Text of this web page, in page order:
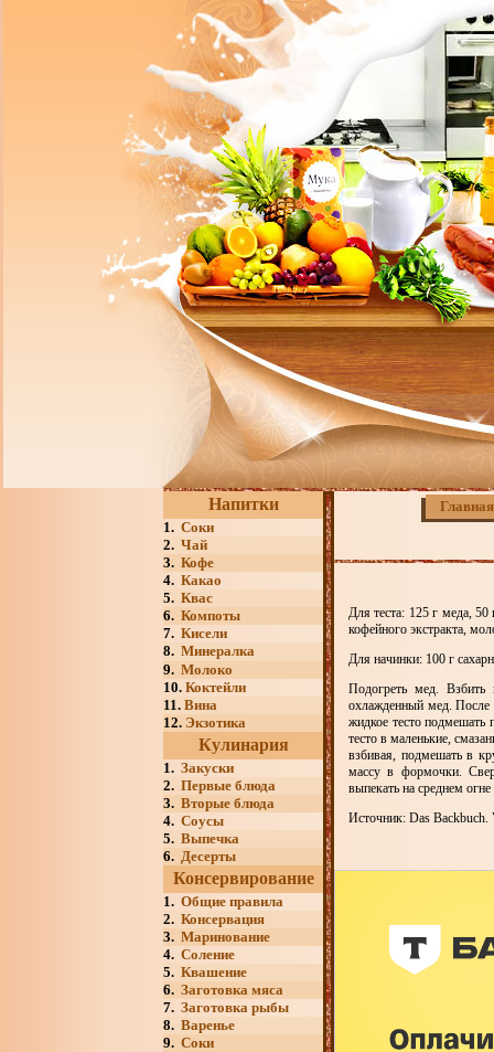
Напитки
1. Соки
2. Чай
3. Кофе
4. Какао
5. Квас
6. Компоты
7. Кисели
8. Минералка
9. Молоко
10. Коктейли
11. Вина
12. Экзотика
Кулинария
1. Закуски
2. Первые блюда
3. Вторые блюда
4. Соусы
5. Выпечка
6. Десерты
Консервирование
1. Общие правила
2. Консервация
3. Маринование
4. Соление
5. Квашение
6. Заготовка мяса
7. Заготовка рыбы
8. Варенье
9. Соки
Главная
Для теста: 125 г меда, 50
кофейного экстракта,
Для начинки: 100 г
Подогреть мед.
охлажденный мед. После
жидкое тесто подмешать
тесто в маленькие,
взбивая, подмешать в
массу в формочки.
выпекать на среднем
Источник: Das Backbuch.